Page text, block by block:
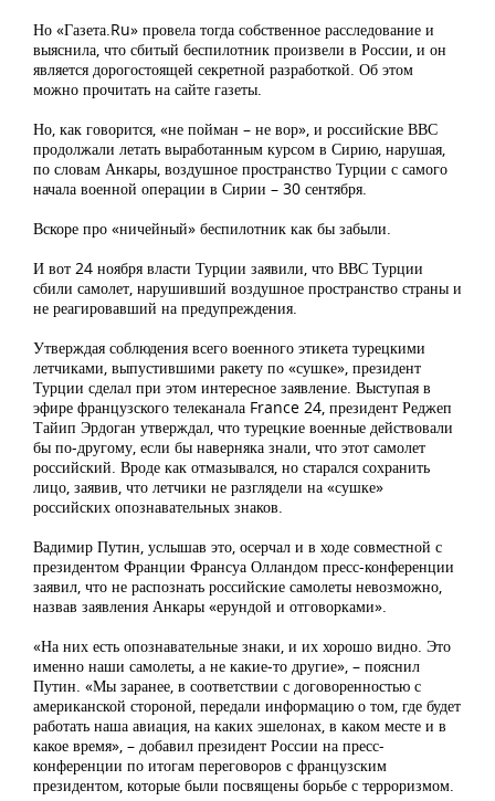
Но «Газета.Ru» провела тогда собственное расследование и
выяснила, что сбитый беспилотник произвели в России, и он
является дорогостоящей секретной разработкой. Об этом
можно прочитать на сайте газеты.
Но, как говорится, «не пойман – не вор», и российские ВВС
продолжали летать выработанным курсом в Сирию, нарушая,
по словам Анкары, воздушное пространство Турции с самого
начала военной операции в Сирии – 30 сентября.
Вскоре про «ничейный» беспилотник как бы забыли.
И вот 24 ноября власти Турции заявили, что ВВС Турции
сбили самолет, нарушивший воздушное пространство страны и
не реагировавший на предупреждения.
Утверждая соблюдения всего военного этикета турецкими
летчиками, выпустившими ракету по «сушке», президент
Турции сделал при этом интересное заявление. Выступая в
эфире французского телеканала France 24, президент Реджеп
Тайип Эрдоган утверждал, что турецкие военные действовали
бы по-другому, если бы наверняка знали, что этот самолет
российский. Вроде как отмазывался, но старался сохранить
лицо, заявив, что летчики не разглядели на «сушке»
российских опознавательных знаков.
Вадимир Путин, услышав это, осерчал и в ходе совместной с
президентом Франции Франсуа Олландом пресс-конференции
заявил, что не распознать российские самолеты невозможно,
назвав заявления Анкары «ерундой и отговорками».
«На них есть опознавательные знаки, и их хорошо видно. Это
именно наши самолеты, а не какие-то другие», – пояснил
Путин. «Мы заранее, в соответствии с договоренностью с
американской стороной, передали информацию о том, где будет
работать наша авиация, на каких эшелонах, в каком месте и в
какое время», – добавил президент России на пресс-
конференции по итогам переговоров с французским
президентом, которые были посвящены борьбе с терроризмом.